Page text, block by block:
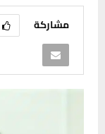
مشاركة